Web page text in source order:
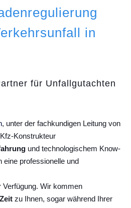
in
für Unfallgutachten
, unter der fachkundigen Leitung von
Konstrukteur
und technologischem Know-
eine professionelle und
Wir kommen
zu Ihnen, sogar während Ihrer